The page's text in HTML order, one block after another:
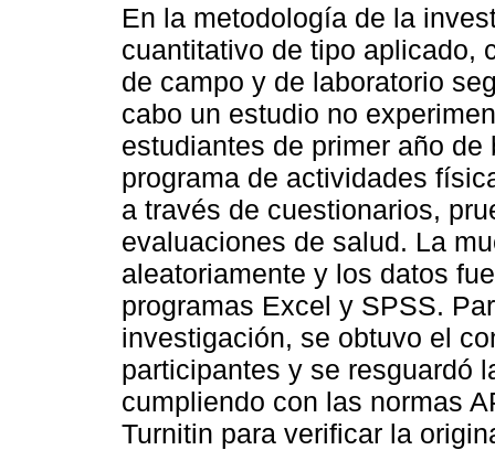
En la metodología de la
cuantitativo de tipo aplicado,
de campo y de laboratorio
cabo un estudio no
estudiantes de primer año
programa de actividades
a través de cuestionarios,
evaluaciones de salud. La
aleatoriamente y los datos
programas Excel y SPSS.
investigación, se obtuvo el
participantes y se resguardó
cumpliendo con las normas
Turnitin para verificar la